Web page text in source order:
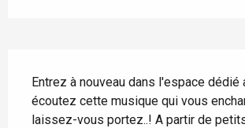
Entrez à nouveau dans l'espace dédié
écoutez cette musique qui vous
laissez-vous portez..! A partir de